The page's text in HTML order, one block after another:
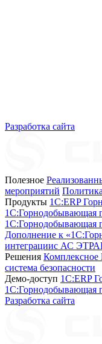
Разработка сайта
Полезное
мероприятий
Продукты 1C:ERP
1C:Горнодобывающая
1C:Горнодобывающая
Дополнение к
интеграциис АС
Решения
система безопасности
Демо-доступ 1С:ERP
1С:Горнодобывающая
Разработка сайта